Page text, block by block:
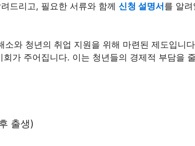
드리고, 필요한 서류와 함께 신청 설명서를 알
소와 청년의 취업 지원을 위해 마련된 제도입니
가 주어집니다. 이는 청년들의 경제적 부담을
출생)